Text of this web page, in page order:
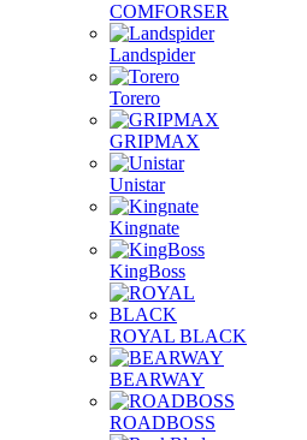
COMFORSER
Landspider
Torero
GRIPMAX
Unistar
Kingnate
KingBoss
ROYAL BLACK
BEARWAY
ROADBOSS